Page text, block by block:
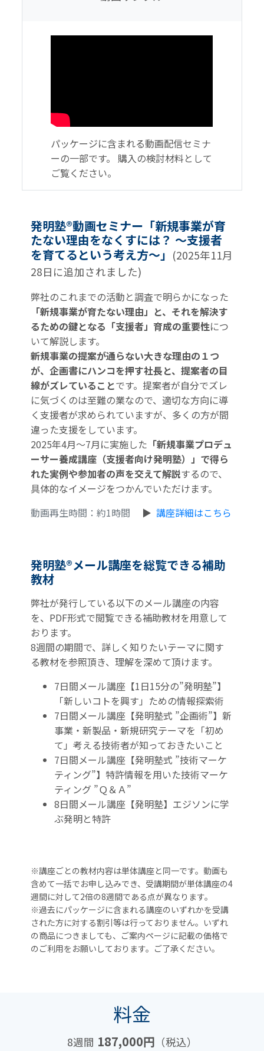
パッケージに含まれる動画配信セミナ
ーの一部です。 購入の検討材料として
ご覧ください。
発明塾®動画セミナー「新規事業が育
たない理由をなくすには？ ～支援者
を育てるという考え方～」 (2025年11月
28日に追加されました)
弊社のこれまでの活動と調査で明らかになった
「新規事業が育たない理由」と、それを解決す
るための鍵となる「支援者」育成の重要性につ
いて解説します。
新規事業の提案が通らない大きな理由の１つ
が、企画書にハンコを押す社長と、提案者の目
線がズレていることです。提案者が自分でズレ
に気づくのは至難の業なので、適切な方向に導
く支援者が求められていますが、多くの方が間
違った支援をしています。
2025年4月～7月に実施した 「新規事業プロデュ
ーサー養成講座（支援者向け発明塾）」で得ら
れた実例や参加者の声を交えて解説するので、
具体的なイメージをつかんでいただけます。
動画再生時間：約1時間 ▶ 講座詳細はこちら
発明塾®メール講座を総覧できる補助
教材
弊社が発行している以下のメール講座の内容
を、PDF形式で閲覧できる補助教材を用意して
おります。
8週間の期間で、詳しく知りたいテーマに関す
る教材を参照頂き、理解を深めて頂けます。
7日間メール講座【1日15分の”発明塾”】
「新しいコトを興す」ための情報探索術
7日間メール講座【発明塾式 ”企画術”】新
事業・新製品・新規研究テーマを「初め
て」考える技術者が知っておきたいこと
7日間メール講座【発明塾式 ”技術マーケ
ティング”】特許情報を用いた技術マーケ
ティング ”Ｑ＆Ａ”
8日間メール講座【発明塾】エジソンに学
ぶ発明と特許
※講座ごとの教材内容は単体講座と同一です。動画も
含めて一括でお申し込みでき、受講期間が単体講座の4
週間に対して2倍の8週間である点が異なります。
※過去にパッケージに含まれる講座のいずれかを受講
された方に対する割引等は行っておりません。いずれ
の商品につきましても、ご案内ページに記載の価格で
のご利用をお願いしております。ご了承ください。
料金
8週間 187,000円 （税込）